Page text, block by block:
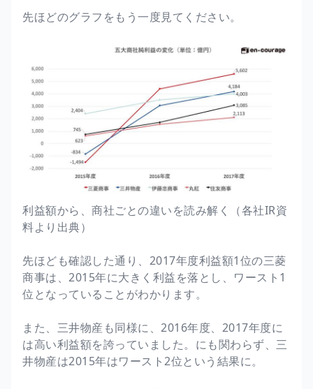
先ほどのグラフをもう一度見てください。
利益額から、商社ごとの違いを読み解く（各社IR資
料より出典）
先ほども確認した通り、2017年度利益額1位の三菱
商事は、2015年に大きく利益を落とし、ワースト1
位となっていることがわかります。
また、三井物産も同様に、2016年度、2017年度に
は高い利益額を誇っていました。にも関わらず、三
井物産は2015年はワースト2位という結果に。